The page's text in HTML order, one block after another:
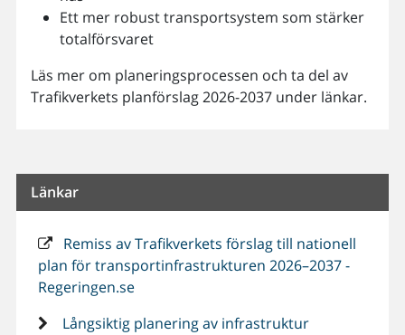
Ett mer robust transportsystem som stärker
totalförsvaret
Läs mer om planeringsprocessen och ta del av
Trafikverkets planförslag 2026-2037 under länkar.
Länkar
Remiss av Trafikverkets förslag till nationell
plan för transportinfrastrukturen 2026–2037 -
Regeringen.se
Långsiktig planering av infrastruktur